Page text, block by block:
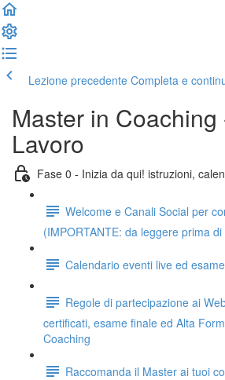
Lezione precedente Completa e
Master in
Lavoro
Fase 0 - Inizia da qui! istruzioni,
Welcome e Canali Social per
(IMPORTANTE: da leggere prima
Calendario eventi live ed
Regole di partecipazione ai
certificati, esame finale ed Alta
Coaching
Raccomanda il Master ai tuoi